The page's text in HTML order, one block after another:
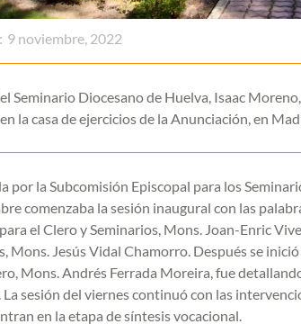
9 noviembre, 2022
Seminario Diocesano de Huelva, Isaac
la casa de ejercicios de la Anunciación, en
por la Subcomisión Episcopal para los
comenzaba la sesión inaugural con las
el Clero y Seminarios, Mons. Joan-Enric
Mons. Jesús Vidal Chamorro. Después se
Mons. Andrés Ferrada Moreira, fue
La sesión del viernes continuó con las
en la etapa de síntesis vocacional.